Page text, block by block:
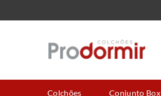
Colchões Conjunto Box